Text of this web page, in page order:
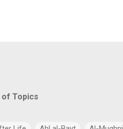
ہیں: تَجِبُ الزَّكَاةُ فِى أَرْبَعَةِ أصْنَافٍ مِنَ
Topics